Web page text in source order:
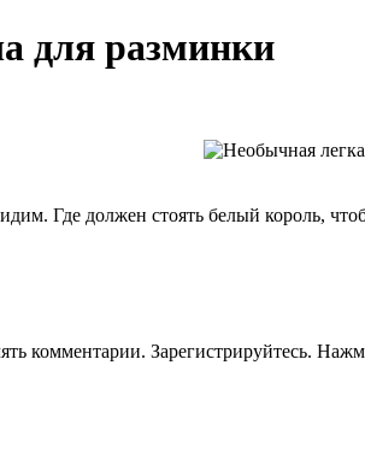
для разминки
Где должен стоять белый король,
комментарии. Зарегистрируйтесь.